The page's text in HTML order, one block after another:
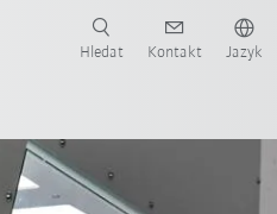
Hledat Kontakt Jazyk